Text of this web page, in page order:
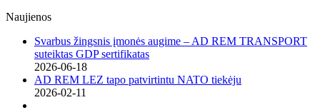
Naujienos
Svarbus žingsnis įmonės augime – AD REM TRANSPORT
suteiktas GDP sertifikatas
2026-06-18
AD REM LEZ tapo patvirtintu NATO tiekėju
2026-02-11